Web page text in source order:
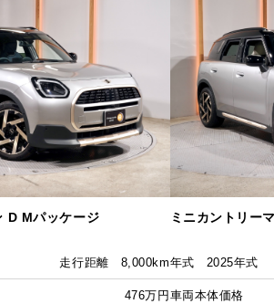
D Mパッケージ
走行距離 8,000km
476万円
ミニカントリー
年式 2025年式
車両本体価格